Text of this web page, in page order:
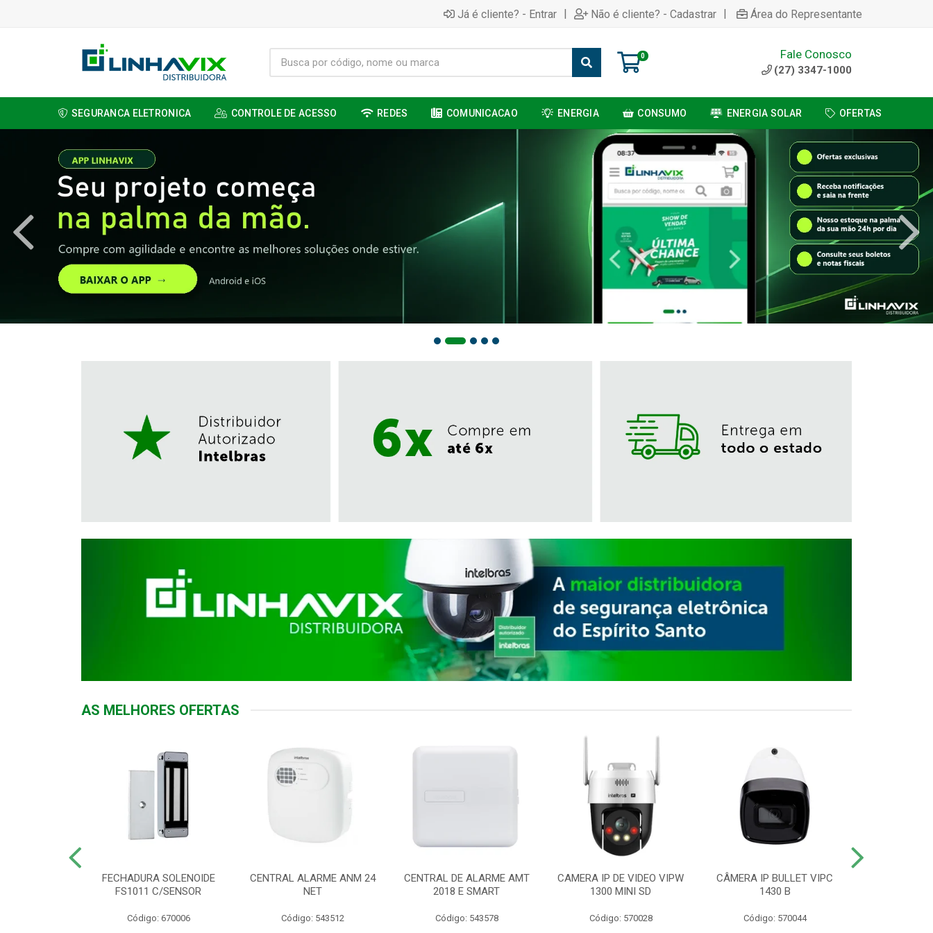
Já é cliente? - Entrar | Não é cliente? - Cadastrar | Área do Representante
0 Fale Conosco
(27) 3347-1000
SEGURANCA ELETRONICA CONTROLE DE ACESSO REDES COMUNICACAO ENERGIA CONSUMO ENERGIA SOLAR OFERTAS
AS MELHORES OFERTAS
FECHADURA SOLENOIDE
FS1011 C/SENSOR
Código: 670006
CENTRAL ALARME ANM 24
NET
Código: 543512
CENTRAL DE ALARME AMT
2018 E SMART
Código: 543578
CAMERA IP DE VIDEO VIPW
1300 MINI SD
Código: 570028
CÂMERA IP BULLET VIPC
1430 B
Código: 570044